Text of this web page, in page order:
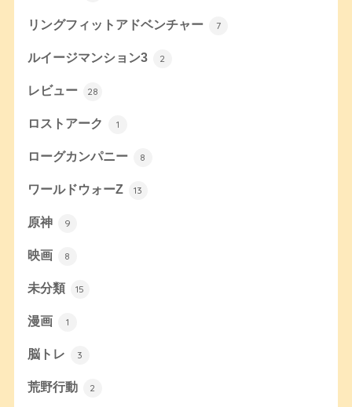
リングフィットアドベンチャー 7
ルイージマンション3 2
レビュー 28
ロストアーク 1
ローグカンパニー 8
ワールドウォーZ 13
原神 9
映画 8
未分類 15
漫画 1
脳トレ 3
荒野行動 2